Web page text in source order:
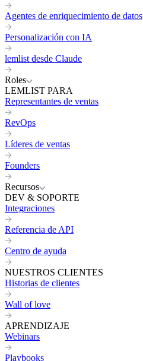
Agentes de enriquecimiento de datos
Personalización con IA
lemlist desde Claude
Roles
LEMLIST PARA
Representantes de ventas
RevOps
Líderes de ventas
Founders
Recursos
DEV & SOPORTE
Integraciones
Referencia de API
Centro de ayuda
NUESTROS CLIENTES
Historias de clientes
Wall of love
APRENDIZAJE
Webinars
Playbooks